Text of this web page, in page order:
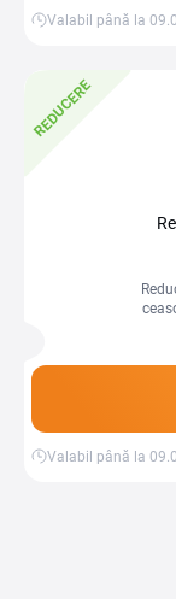
Valabil până la
REDUCERE
Valabil până la